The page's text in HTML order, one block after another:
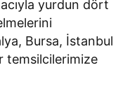
yurdun dört
Bursa, İstanbul
temsilcilerimize